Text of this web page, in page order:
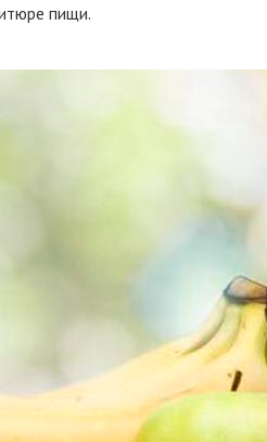
пищи.